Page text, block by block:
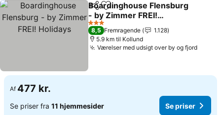
Del Føj til favoritter
Boardinghouse Flensburg
- by Zimmer FREI!
Holidays
3 Stjerner
8,5 Fremragende
1.128
5.9 km til Kollund
Værelser med udsigt over by og fjord
Af 477 kr.
Se priser fra 11 hjemmesider Se priser